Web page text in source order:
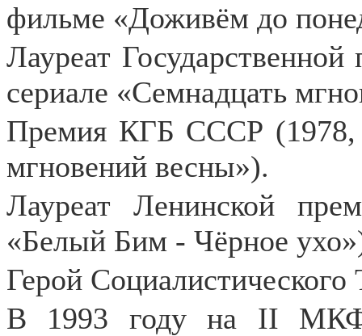
фильме «Доживём до
Лауреат
сериале «Семнадцать
Премия КГБ СССР (1978,
мгновений весны»).
Лауреат Ленинской
«Белый Бим - Чёрное
Герой
В 1993 году на ІІ МКФ